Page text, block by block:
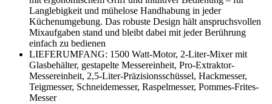
Langlebigkeit und mühelose Handhabung in jeder
Küchenumgebung. Das robuste Design hält anspruchsvollen
Mixaufgaben stand und bleibt dabei mit jeder Berührung
einfach zu bedienen
LIEFERUMFANG: 1500 Watt-Motor, 2-Liter-Mixer mit
Glasbehälter, gestapelte Messereinheit, Pro-Extraktor-
Messereinheit, 2,5-Liter-Präzisionsschüssel, Hackmesser,
Teigmesser, Schneidemesser, Raspelmesser, Pommes-Frites-
Messer